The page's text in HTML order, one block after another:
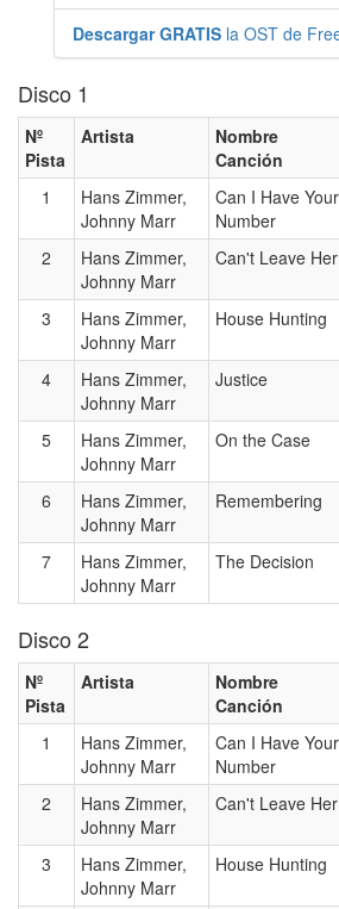
Descargar GRATIS la OST de
Disco 1
Nº
Pista
Artista
Nombre
Canción
1
Hans Zimmer,
Johnny Marr
Can I Have Your
Number
2
Hans Zimmer,
Johnny Marr
Can't Leave Her
3
Hans Zimmer,
Johnny Marr
House Hunting
4
Hans Zimmer,
Johnny Marr
Justice
5
Hans Zimmer,
Johnny Marr
On the Case
6
Hans Zimmer,
Johnny Marr
Remembering
7
Hans Zimmer,
Johnny Marr
The Decision
Disco 2
Nº
Pista
Artista
Nombre
Canción
1
Hans Zimmer,
Johnny Marr
Can I Have Your
Number
2
Hans Zimmer,
Johnny Marr
Can't Leave Her
3
Hans Zimmer,
Johnny Marr
House Hunting